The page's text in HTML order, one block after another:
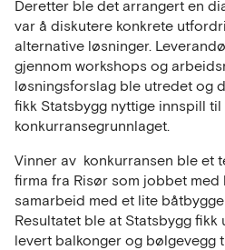
Deretter ble det arrangert en
var å diskutere konkrete
alternative løsninger.
gjennom workshops og
løsningsforslag ble utredet og
fikk Statsbygg nyttige innspill
konkurransegrunnlaget.
Vinner av konkurransen ble et
firma fra Risør som jobbet med
samarbeid med et lite
Resultatet ble at Statsbygg
levert balkonger og bølgevegg